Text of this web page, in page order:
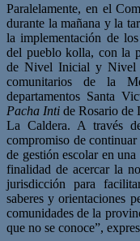
Paralelamente, en el
durante la mañana y la
la implementación de
del pueblo kolla, con la
de Nivel Inicial y Nivel
comunitarios de la
departamentos Santa
Pacha Inti de Rosario de
La Caldera. A través
compromiso de
de gestión escolar en
finalidad de acercar la
jurisdicción para
saberes y orientaciones
comunidades de la
que no se conoce”,